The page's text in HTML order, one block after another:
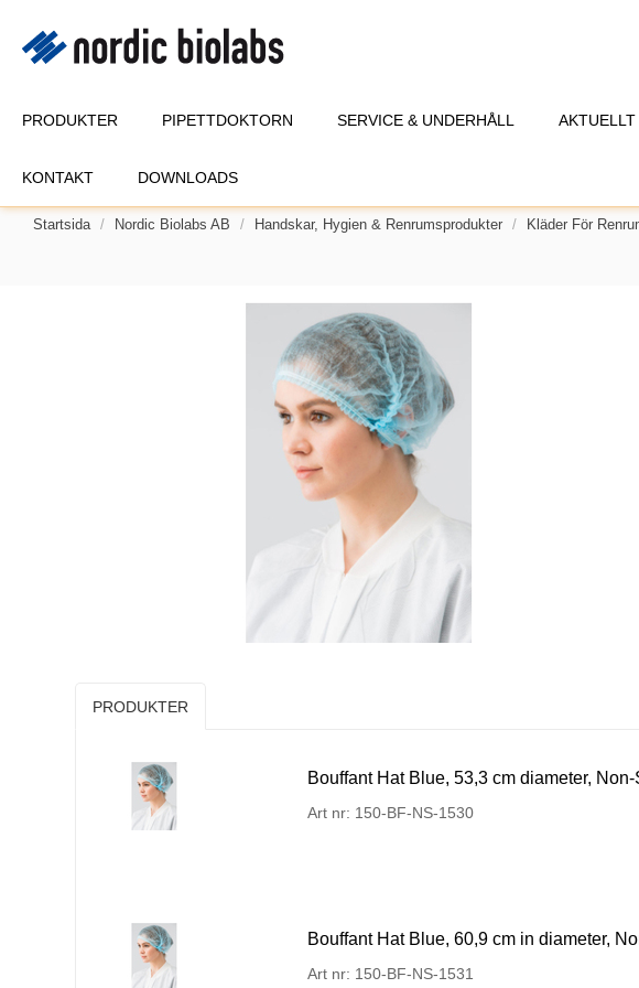
PRODUKTER PIPETTDOKTORN SERVICE & UNDERHÅLL
KONTAKT DOWNLOADS
Startsida Nordic Biolabs AB Handskar, Hygien & Renrumsprodukter Kläder För
PRODUKTER
Bouffant Hat Blue, 53,3 cm diameter,
Art nr: 150-BF-NS-1530
Bouffant Hat Blue, 60,9 cm in diameter,
Art nr: 150-BF-NS-1531